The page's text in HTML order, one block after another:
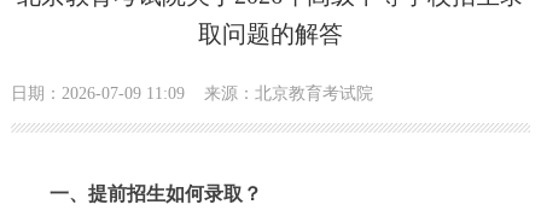
会议信息
取问题的解答
日期：2026-07-09 11:09 来源：北京教育考试院
一、提前招生如何录取？